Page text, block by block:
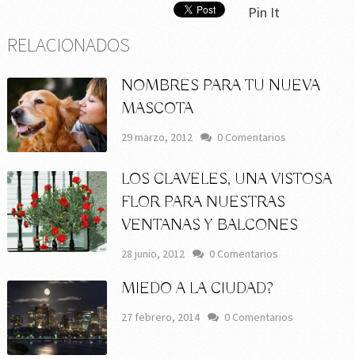
Pin It
RELACIONADOS
NOMBRES PARA TU NUEVA
MASCOTA
29 marzo, 2012 0 Comentarios
LOS CLAVELES, UNA VISTOSA
FLOR PARA NUESTRAS
VENTANAS Y BALCONES
28 junio, 2012 0 Comentarios
MIEDO A LA CIUDAD?
27 febrero, 2014 0 Comentarios